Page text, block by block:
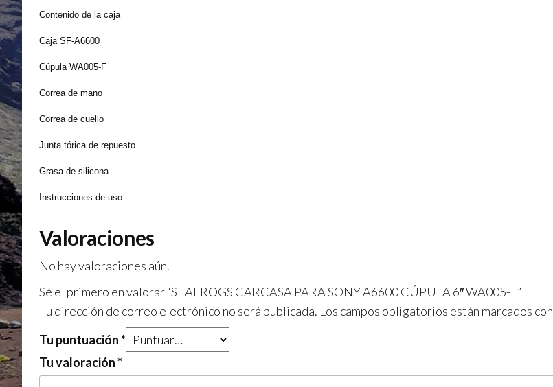
Contenido de la caja
Caja SF-A6600
Cúpula WA005-F
Correa de mano
Correa de cuello
Junta tórica de repuesto
Grasa de silicona
Instrucciones de uso
Valoraciones
No hay valoraciones aún.
Sé el primero en valorar “SEAFROGS CARCASA PARA SONY A6600 CÚPULA 6″ WA005-F”
Tu dirección de correo electrónico no será publicada. Los campos obligatorios están marcados con
Tu puntuación*
Tu valoración*